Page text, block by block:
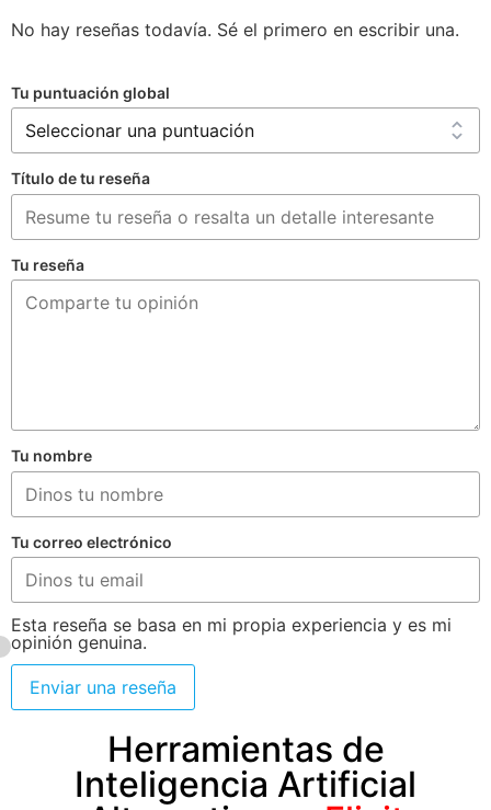
No hay reseñas todavía. Sé el primero en escribir una.
Tu puntuación global
Título de tu reseña
Tu reseña
Tu nombre
Tu correo electrónico
Esta reseña se basa en mi propia experiencia y es mi
opinión genuina.
Enviar una reseña
Herramientas de
Inteligencia Artificial